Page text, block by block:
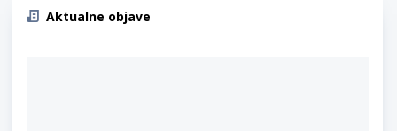
Aktualne objave